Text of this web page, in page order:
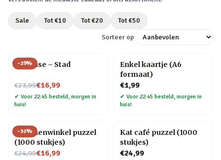
Sale Tot €10 Tot €20 Tot €50
Sorteer op
-29%
Flip Vase – Stad
€23,99
Nu voor€16,99
✔ Voor 22:45 besteld, morgen in
huis!
Enkel kaartje (A6
formaat)
€1,99
✔ Voor 22:45 besteld, morgen in
huis!
-32%
Bloemenwinkel puzzel
(1000 stukjes)
€24,99
Nu voor€16,99
Kat café puzzel (1000
stukjes)
€24,99